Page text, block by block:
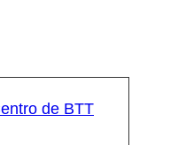
de BTT